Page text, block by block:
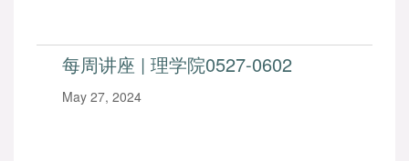
每周讲座 | 理学院0527-0602
May 27, 2024